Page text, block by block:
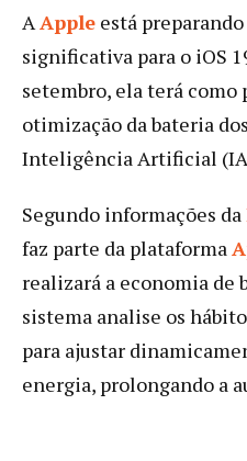
AApple está
significativa para o iOS
setembro, ela terá como
otimização da bateria
Inteligência Artificial
Segundo informações da
faz parte da plataforma
realizará a economia de
sistema analise os
para ajustar
energia, prolongando a